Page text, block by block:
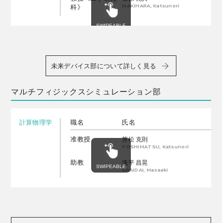
科》
MAKIHARA, Katsunori
未来デバイス部について詳しく見る
マルチフィジックスシミュレーション部
計算物理学 職名 氏名
准教授 芳松 克則
YOSHIMATSU, Katsunori
助教 洗平 昌晃
ARAIDAI, Masaaki